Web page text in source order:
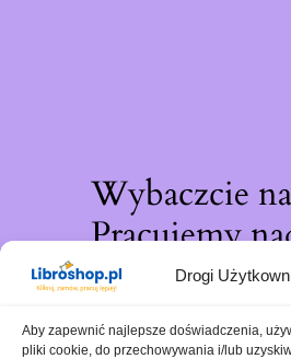
Drogi
Aby zapewnić najlepsze doświadczenia,
pliki cookie, do przechowywania i/lub
Wybaczcie
Pracujemy
niesamowitym